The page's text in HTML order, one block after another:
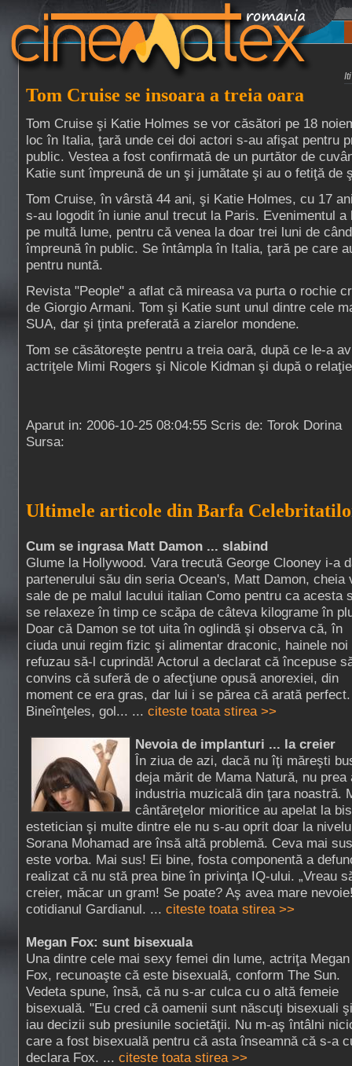
Tom Cruise se insoara a treia oara
Tom Cruise şi Katie Holmes se vor căsători pe 18
loc în Italia, ţară unde cei doi actori s-au afişat pentru
public. Vestea a fost confirmată de un purtător de
Katie sunt împreună de un şi jumătate şi au o fetiţă de
Tom Cruise, în vârstă 44 ani, şi Katie Holmes, cu 17
s-au logodit în iunie anul trecut la Paris. Evenimentul a
pe multă lume, pentru că venea la doar trei luni de
împreună în public. Se întâmpla în Italia, ţară pe care
pentru nuntă.
Revista "People" a aflat că mireasa va purta o rochie
de Giorgio Armani. Tom şi Katie sunt unul dintre cele
SUA, dar şi ţinta preferată a ziarelor mondene.
Tom se căsătoreşte pentru a treia oară, după ce le-a
actriţele Mimi Rogers şi Nicole Kidman şi după o
Aparut in: 2006-10-25 08:04:55 Scris de: Torok Dorina
Sursa:
Ultimele articole din Barfa
Cum se ingrasa Matt Damon ... slabind
Glume la Hollywood. Vara trecută George Clooney i-a
partenerului său din seria Ocean's, Matt Damon, cheia
sale de pe malul lacului italian Como pentru ca acesta
se relaxeze în timp ce scăpa de câteva kilograme în
Doar că Damon se tot uita în oglindă şi observa că, în
ciuda unui regim fizic şi alimentar draconic, hainele noi
refuzau să-l cuprindă! Actorul a declarat că începuse
convins că suferă de o afecţiune opusă anorexiei, din
moment ce era gras, dar lui i se părea că arată perfect.
Bineînţeles, gol... ... citeste toata stirea >>
Nevoia de implanturi ... la creier
În ziua de azi, dacă nu îţi măreşti
deja mărit de Mama Natură, nu
industria muzicală din ţara noastră.
cântăreţelor mioritice au apelat la
estetician şi multe dintre ele nu s-au oprit doar la
Sorana Mohamad are însă altă problemă. Ceva mai
este vorba. Mai sus! Ei bine, fosta componentă a
realizat că nu stă prea bine în privinţa IQ-ului. „Vreau
creier, măcar un gram! Se poate? Aş avea mare
cotidianul Gardianul. ... citeste toata stirea >>
Megan Fox: sunt bisexuala
Una dintre cele mai sexy femei din lume, actriţa Megan
Fox, recunoaşte că este bisexuală, conform The Sun.
Vedeta spune, însă, că nu s-ar culca cu o altă femeie
bisexuală. "Eu cred că oamenii sunt născuţi bisexuali şi
iau decizii sub presiunile societăţii. Nu m-aş întâlni
care a fost bisexuală pentru că asta înseamnă că s-a
declara Fox. ... citeste toata stirea >>